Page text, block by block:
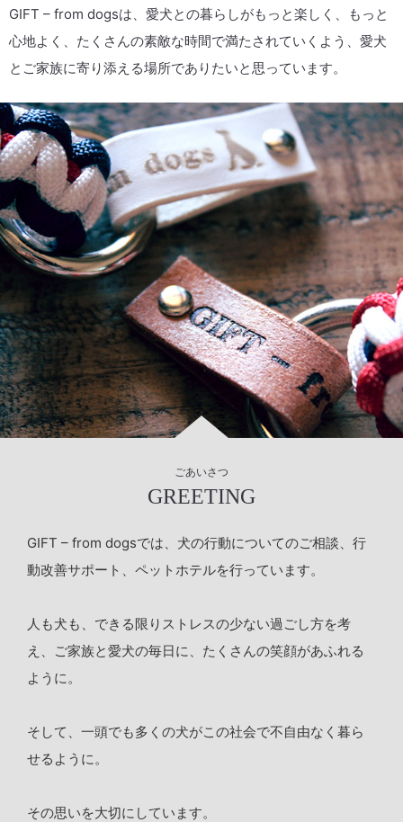
GIFT – from dogsは、愛犬との暮らしがもっと楽しく、
もっと
心地よく、たくさんの素敵な時間で満たされていくよう、 愛犬
とご家族に寄り添える場所でありたいと思っています。
ごあいさつ
GREETING
GIFT – from dogsでは、犬の行動についてのご相談、行
動改善サポート、ペットホテルを行っています。
人も犬も、できる限りストレスの少ない過ごし方を考
え、
ご家族と愛犬の毎日に、たくさんの笑顔があふれる
ように。
そして、一頭でも多くの犬がこの社会で不自由なく暮ら
せるように。
その思いを大切にしています。